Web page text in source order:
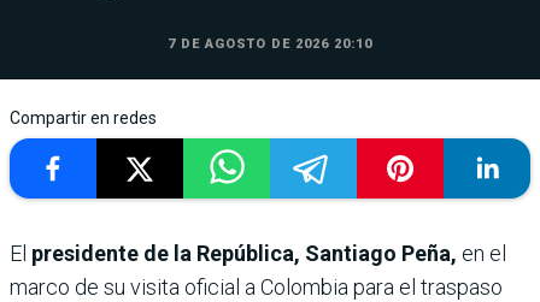
7 DE AGOSTO DE 2026 20:10
Compartir en redes
El presidente de la República, Santiago Peña, en el
marco de su visita oficial a Colombia para el traspaso